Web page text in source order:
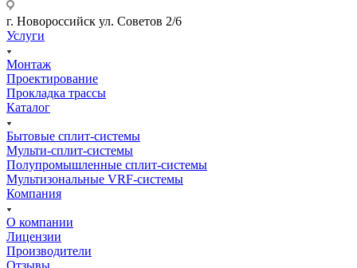
г. Новороссийск ул. Советов 2/6
Услуги
Монтаж
Проектирование
Прокладка трассы
Каталог
Бытовые сплит-системы
Мульти-сплит-системы
Полупромышленные сплит-системы
Мультизональные VRF-системы
Компания
О компании
Лицензии
Производители
Отзывы